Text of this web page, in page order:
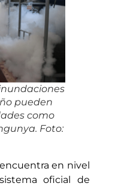
pueden
como
Foto:
en nivel
oficial de